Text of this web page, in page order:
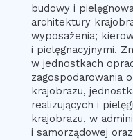
budowy i
architektury
wyposażenia;
i pielęgnacyjnymi.
w jednostkach
zagospodarowania
krajobrazu,
realizujących i
krajobrazu, w
i samorządowej